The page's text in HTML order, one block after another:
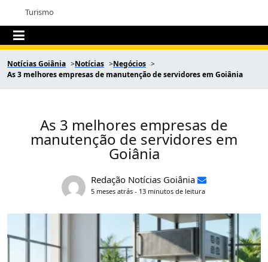
Turismo
Notícias Goiânia Notícias
Negócios
As 3 melhores empresas de manutenção de servidores em Goiânia
As 3 melhores empresas de
manutenção de servidores em
Goiânia
Redação Notícias Goiânia
5 meses atrás - 13 minutos de leitura